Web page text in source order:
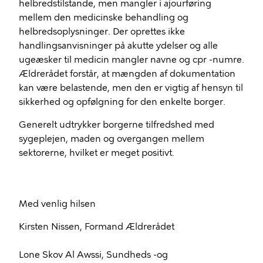
helbredstilstande, men mangler i ajourføring
mellem den medicinske behandling og
helbredsoplysninger. Der oprettes ikke
handlingsanvisninger på akutte ydelser og alle
ugeæsker til medicin mangler navne og cpr -numre.
Ældrerådet forstår, at mængden af dokumentation
kan være belastende, men den er vigtig af hensyn til
sikkerhed og opfølgning for den enkelte borger.
Generelt udtrykker borgerne tilfredshed med
sygeplejen, maden og overgangen mellem
sektorerne, hvilket er meget positivt.
Med venlig hilsen
Kirsten Nissen, Formand Ældrerådet
Lone Skov Al Awssi, Sundheds -og